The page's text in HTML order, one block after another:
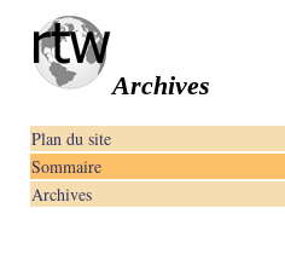
Archives
Plan du site
Sommaire
Archives